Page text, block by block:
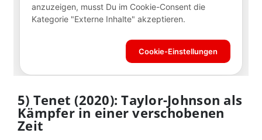
5) Tenet (2020): Taylor-Johnson als
Kämpfer in einer verschobenen
Zeit